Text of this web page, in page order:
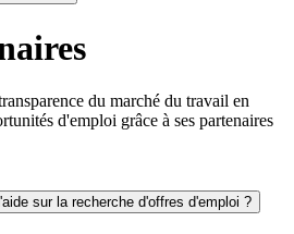
du marché du travail en
d'emploi grâce à ses partenaires
sur la recherche d'offres d'emploi ?